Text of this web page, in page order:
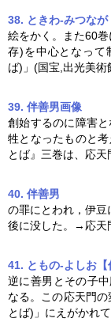
38. ときわ-みつなが
絵をかく。また60
存)を中心となって
ば)」(国宝,出光美術
39. 伴善男画像
創始するのに障害
牲となったものと
とば』三巻は、応
40. 伴善男
の罪にとわれ，伊
後に没した。→応
41. ともの-よしお【
逆に善男とその子
なる。この応天門の
とば)」にえがかれ